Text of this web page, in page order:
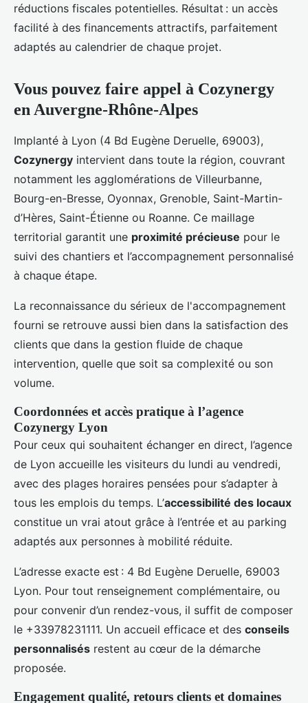
réductions fiscales potentielles. Résultat : un accès
facilité à des financements attractifs, parfaitement
adaptés au calendrier de chaque projet.
Vous pouvez faire appel à Cozynergy
en Auvergne-Rhône-Alpes
Implanté à Lyon (4 Bd Eugène Deruelle, 69003),
Cozynergy intervient dans toute la région, couvrant
notamment les agglomérations de Villeurbanne,
Bourg-en-Bresse, Oyonnax, Grenoble, Saint-Martin-
d’Hères, Saint-Étienne ou Roanne. Ce maillage
territorial garantit une proximité précieuse pour le
suivi des chantiers et l’accompagnement personnalisé
à chaque étape.
La reconnaissance du sérieux de l'accompagnement
fourni se retrouve aussi bien dans la satisfaction des
clients que dans la gestion fluide de chaque
intervention, quelle que soit sa complexité ou son
volume.
Coordonnées et accès pratique à l’agence
Cozynergy Lyon
Pour ceux qui souhaitent échanger en direct, l’agence
de Lyon accueille les visiteurs du lundi au vendredi,
avec des plages horaires pensées pour s’adapter à
tous les emplois du temps. L’accessibilité des locaux
constitue un vrai atout grâce à l’entrée et au parking
adaptés aux personnes à mobilité réduite.
L’adresse exacte est : 4 Bd Eugène Deruelle, 69003
Lyon. Pour tout renseignement complémentaire, ou
pour convenir d’un rendez-vous, il suffit de composer
le +33978231111. Un accueil efficace et des conseils
personnalisés restent au cœur de la démarche
proposée.
Engagement qualité, retours clients et domaines